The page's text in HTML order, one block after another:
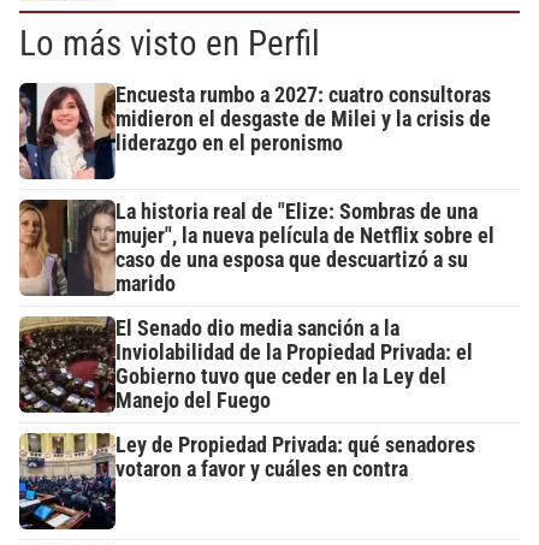
Lo más visto en Perfil
Encuesta rumbo a 2027: cuatro consultoras
midieron el desgaste de Milei y la crisis de
liderazgo en el peronismo
La historia real de "Elize: Sombras de una
mujer", la nueva película de Netflix sobre el
caso de una esposa que descuartizó a su
marido
El Senado dio media sanción a la
Inviolabilidad de la Propiedad Privada: el
Gobierno tuvo que ceder en la Ley del
Manejo del Fuego
Ley de Propiedad Privada: qué senadores
votaron a favor y cuáles en contra